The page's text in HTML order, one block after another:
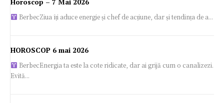
BerbecZiua îți aduce energie și chef de acțiune, dar și tendința de a...
HOROSCOP 6 mai 2026
BerbecEnergia ta este la cote ridicate, dar ai grijă cum o canalizezi.
Evită...